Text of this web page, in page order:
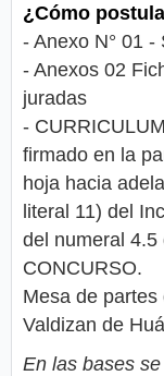
¿Cómo
- Anexo N° 01
- Anexos 02
juradas
-
firmado en la
hoja hacia
literal 11) del
del numeral 4.5
CONCURSO.
Mesa de
Valdizan de
En las bases